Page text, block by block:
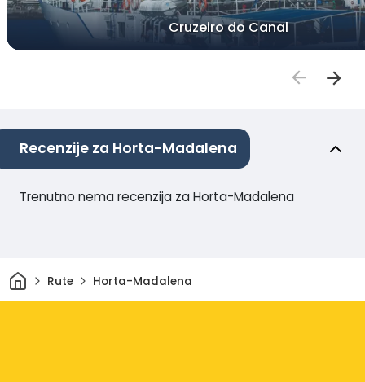
Cruzeiro do Canal
Recenzije za Horta-Madalena
Trenutno nema recenzija za Horta-Madalena
DomRute Horta-Madalena